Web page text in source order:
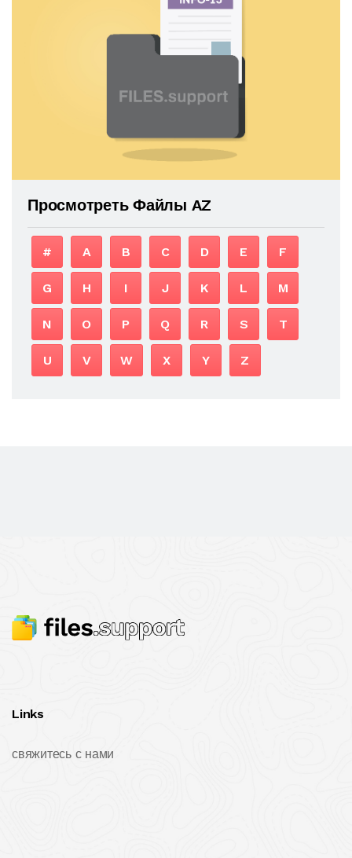
Просмотреть Файлы AZ
# A B C D E F
G H I J K L M
N O P Q R S T
U V W X Y Z
Links
свяжитесь с нами